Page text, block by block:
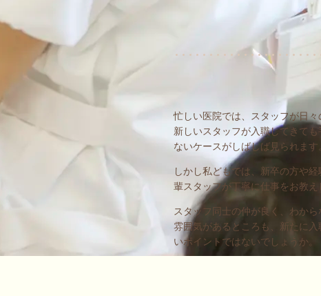
忙しい医院では、スタッフが日
新しいスタッフが入職してきて
ないケースがしばしば見られます
しかし私どもでは、新卒の方や
輩スタッフが丁寧に仕事をお教え
スタッフ同士の仲が良く、わか
雰囲気があるところも、新たに
いポイントではないでしょうか。